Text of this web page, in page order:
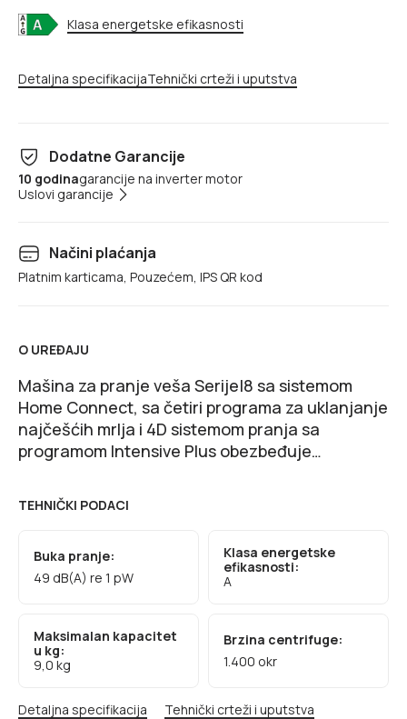
Klasa energetske efikasnosti
Detaljna specifikacijaTehnički crteži i uputstva
Dodatne Garancije
10 godinagarancije na inverter motor
Uslovi garancije
Načini plaćanja
Platnim karticama, Pouzećem, IPS QR kod
O UREĐAJU
Mašina za pranje veša Serije|8 sa sistemom
Home Connect, sa četiri programa za uklanjanje
najčešćih mrlja i 4D sistemom pranja sa
programom Intensive Plus obezbeđuje
punjenja potpuno automatski.
TEHNIČKI PODACI
Buka pranje:
49 dB(A) re 1 pW
Klasa energetske
efikasnosti:
A
Maksimalan kapacitet
u kg:
9,0 kg
Brzina centrifuge:
1.400 okr
Detaljna specifikacija Tehnički crteži i uputstva